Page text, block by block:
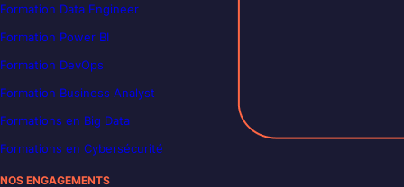
Formation Data Engineer
Formation Power BI
Formation DevOps
Formation Business Analyst
Formations en Big Data
Formations en Cybersécurité
NOS ENGAGEMENTS